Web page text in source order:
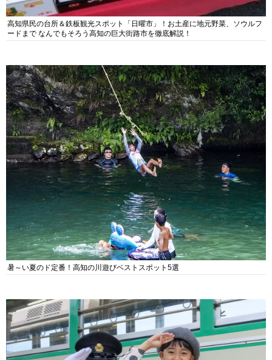
高知県民の台所＆鉄板観光スポット「日曜市」！お土産に地元野菜、ソウルフ
ードまで なんでもそろう高知の巨大街路市を徹底解説！
暑～い夏のド定番！高知の川遊びベストスポット5選